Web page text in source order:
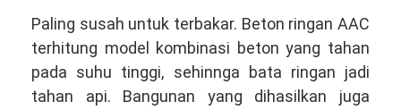
Paling susah untuk terbakar. Beton ringan AAC
terhitung model kombinasi beton yang tahan
pada suhu tinggi, sehinnga bata ringan jadi
tahan api. Bangunan yang dihasilkan juga